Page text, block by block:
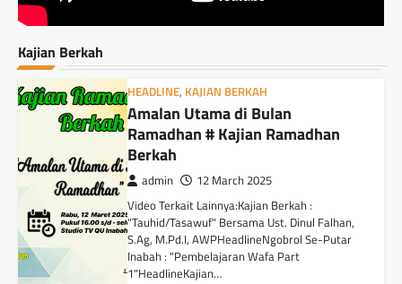
Kajian Berkah
HEADLINE, KAJIAN BERKAH
Amalan Utama di Bulan
Ramadhan # Kajian Ramadhan
Berkah
admin 12 March 2025
Video Terkait Lainnya:Kajian Berkah :
"Tauhid/Tasawuf" Bersama Ust. Dinul Falhan,
S.Ag, M.Pd.I, AWPHeadlineNgobrol Se-Putar
Inabah : "Pembelajaran Wafa Part
1"HeadlineKajian…